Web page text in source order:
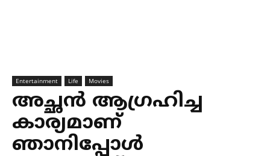
Entertainment Life Movies
അച്ഛൻ ആഗ്രഹിച്ച
കാര്യമാണ്
ഞാനിപ്പോൾ